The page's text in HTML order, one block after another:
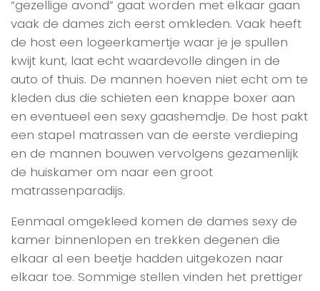
“gezellige avond” gaat worden met elkaar gaan
vaak de dames zich eerst omkleden. Vaak heeft
de host een logeerkamertje waar je je spullen
kwijt kunt, laat echt waardevolle dingen in de
auto of thuis. De mannen hoeven niet echt om te
kleden dus die schieten een knappe boxer aan
en eventueel een sexy gaashemdje. De host pakt
een stapel matrassen van de eerste verdieping
en de mannen bouwen vervolgens gezamenlijk
de huiskamer om naar een groot
matrassenparadijs.
Eenmaal omgekleed komen de dames sexy de
kamer binnenlopen en trekken degenen die
elkaar al een beetje hadden uitgekozen naar
elkaar toe. Sommige stellen vinden het prettiger